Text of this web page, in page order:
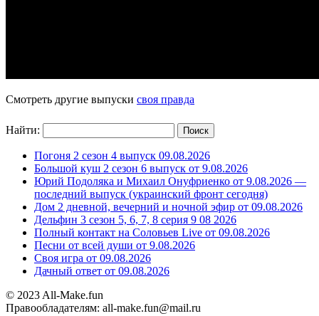
Смотреть другие выпуски своя правда
Найти:
Погоня 2 сезон 4 выпуск 09.08.2026
Большой куш 2 сезон 6 выпуск от 9.08.2026
Юрий Подоляка и Михаил Онуфриенко от 9.08.2026 —
последний выпуск (украинский фронт сегодня)
Дом 2 дневной, вечерний и ночной эфир от 09.08.2026
Дельфин 3 сезон 5, 6, 7, 8 серия 9 08 2026
Полный контакт на Соловьев Live от 09.08.2026
Песни от всей души от 9.08.2026
Своя игра от 09.08.2026
Дачный ответ от 09.08.2026
© 2023 All-Make.fun
Правообладателям: all-make.fun@mail.ru